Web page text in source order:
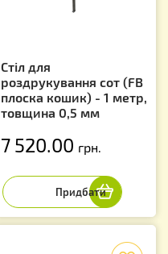
Стіл для
роздрукування сот (FB
плоска кошик) - 1 метр,
товщина 0,5 мм
7 520.00 грн.